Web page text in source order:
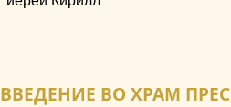
ВВЕДЕНИЕ ВО ХРАМ